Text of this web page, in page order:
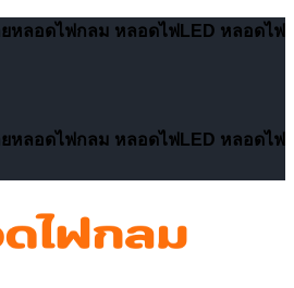
หลอดไฟกลม หลอดไฟLED หลอดไฟ
หลอดไฟกลม หลอดไฟLED หลอดไฟ